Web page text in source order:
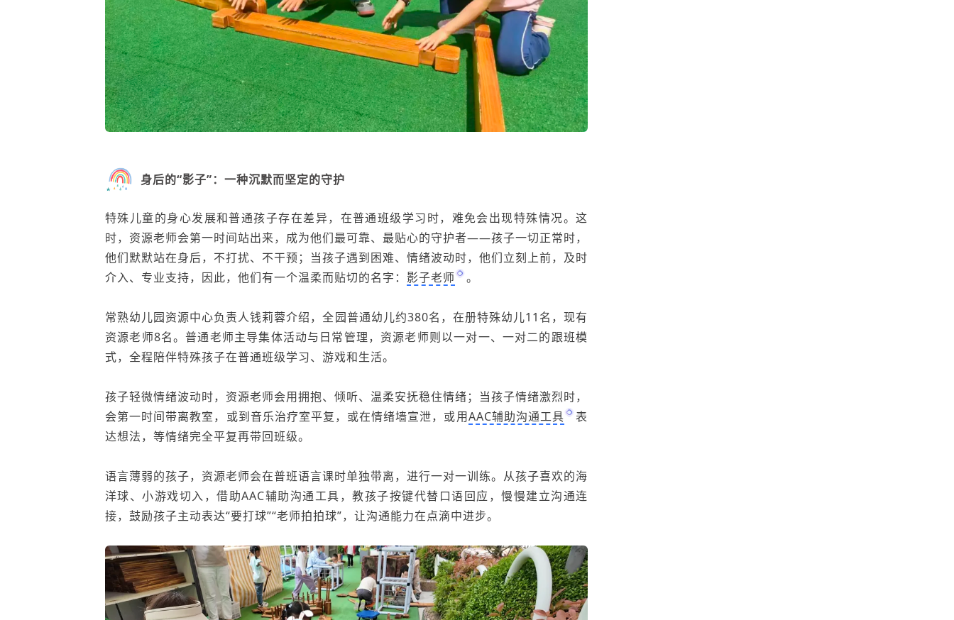
身后的“影子”：一种沉默而坚定的守护
特殊儿童的身心发展和普通孩子存在差异，在普通班级学习时，难免会出现特殊情况。这
时，资源老师会第一时间站出来，成为他们最可靠、最贴心的守护者——孩子一切正常时，
他们默默站在身后，不打扰、不干预；当孩子遇到困难、情绪波动时，他们立刻上前，及时
介入、专业支持，因此，他们有一个温柔而贴切的名字： 影子老师 。
常熟幼儿园资源中心负责人钱莉蓉介绍，全园普通幼儿约380名，在册特殊幼儿11名，现有
资源老师8名。普通老师主导集体活动与日常管理，资源老师则以一对一、一对二的跟班模
式，全程陪伴特殊孩子在普通班级学习、游戏和生活。
孩子轻微情绪波动时，资源老师会用拥抱、倾听、温柔安抚稳住情绪；当孩子情绪激烈时，
会第一时间带离教室，或到音乐治疗室平复，或在情绪墙宣泄，或用AAC辅助沟通工具
表
达想法，等情绪完全平复再带回班级。
语言薄弱的孩子，资源老师会在普班语言课时单独带离，进行一对一训练。从孩子喜欢的海
洋球、小游戏切入，借助AAC辅助沟通工具，教孩子按键代替口语回应，慢慢建立沟通连
接，鼓励孩子主动表达“要打球”“老师拍拍球”，让沟通能力在点滴中进步。